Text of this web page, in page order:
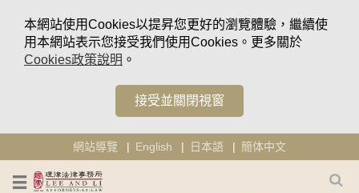
本網站使用Cookies以提昇您更好的瀏覽體驗，繼續使
用本網站表示您接受我們使用Cookies。更多關於
Cookies政策說明 。
接受並關閉視窗
網站導覽 English 日本語 簡体中文